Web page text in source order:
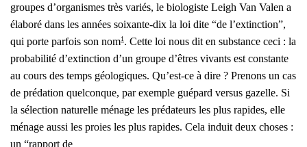
groupes d’organismes très variés, le bio­lo­giste Leigh Van Valen a
éla­bo­ré dans les années soixante-dix la loi dite “de l’extinction”,
qui porte par­fois son nom1 . Cette loi nous dit en sub­stance ceci : la
pro­ba­bi­li­té d’extinction d’un groupe d’êtres vivants est constante
au cours des temps géo­lo­giques. Qu’est-ce à dire ? Pre­nons un cas
de pré­da­tion quel­conque, par exemple gué­pard ver­sus gazelle. Si
la sélec­tion natu­relle ménage les pré­da­teurs les plus rapides, elle
ménage aus­si les proies les plus rapides. Cela induit deux choses :
un “rap­port de